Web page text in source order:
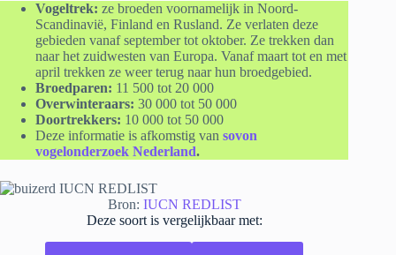
Vogeltrek: ze broeden voornamelijk in Noord-
Scandinavië, Finland en Rusland. Ze verlaten deze
gebieden vanaf september tot oktober. Ze trekken dan
naar het zuidwesten van Europa. Vanaf maart tot en met
april trekken ze weer terug naar hun broedgebied.
Broedparen: 11 500 tot 20 000
Overwinteraars: 30 000 tot 50 000
Doortrekkers: 10 000 tot 50 000
Deze informatie is afkomstig van sovon
vogelonderzoek Nederland.
Bron: IUCN REDLIST
Deze soort is vergelijkbaar met: